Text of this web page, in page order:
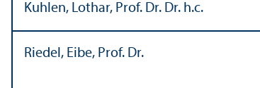
Kuhlen, Lothar, Prof. Dr. Dr. h.c.
Riedel, Eibe, Prof. Dr.